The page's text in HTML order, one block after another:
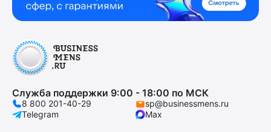
Служба поддержки 9:00 - 18:00 по МСК
8 800 201-40-29
sp@businessmens.ru
Telegram
Max